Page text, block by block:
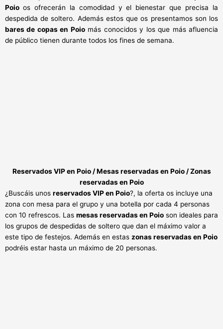
Poio os ofrecerán la comodidad y el bienestar que precisa la
despedida de soltero. Además estos que os presentamos son los
bares de copas en Poiomás conocidos y los que más afluencia
de público tienen durante todos los fines de semana.
Reservados VIP en Poio / Mesas reservadas en Poio / Zonas
reservadas en Poio
¿Buscáis unos reservados VIP en Poio?, la oferta os incluye una
zona con mesa para el grupo y una botella por cada 4 personas
con 10 refrescos. Las mesas reservadas en Poio son ideales para
los grupos de despedidas de soltero que dan el máximo valor a
este tipo de festejos. Además en estas zonas reservadas en Poio
podréis estar hasta un máximo de 20 personas.